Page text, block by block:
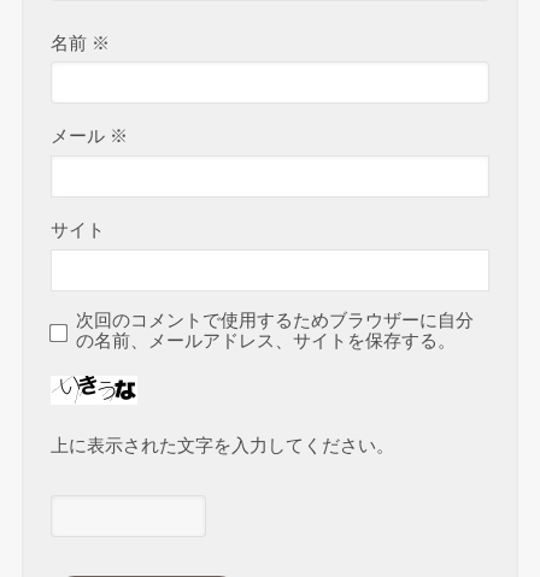
名前 ※
メール ※
サイト
次回のコメントで使用するためブラウザーに自分
の名前、メールアドレス、サイトを保存する。
上に表示された文字を入力してください。